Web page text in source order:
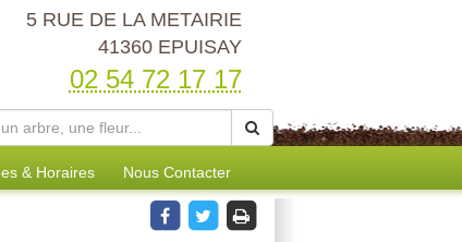
5 RUE DE LA METAIRIE
41360 EPUISAY
02 54 72 17 17
& Horaires Nous Contacter